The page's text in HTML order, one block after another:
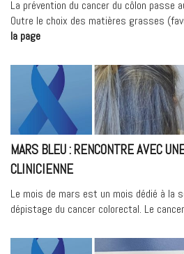
La prévention du cancer du côlon passe
Outre le choix des matières grasses
la page« Mars
:
Alimentation
cancer
du
côlon
/
Les
fibres
alimentaires »
MARS BLEU : RENCONTRE AVEC
CLINICIENNE
Le mois de mars est un mois dédié à la
dépistage du cancer colorectal. Le